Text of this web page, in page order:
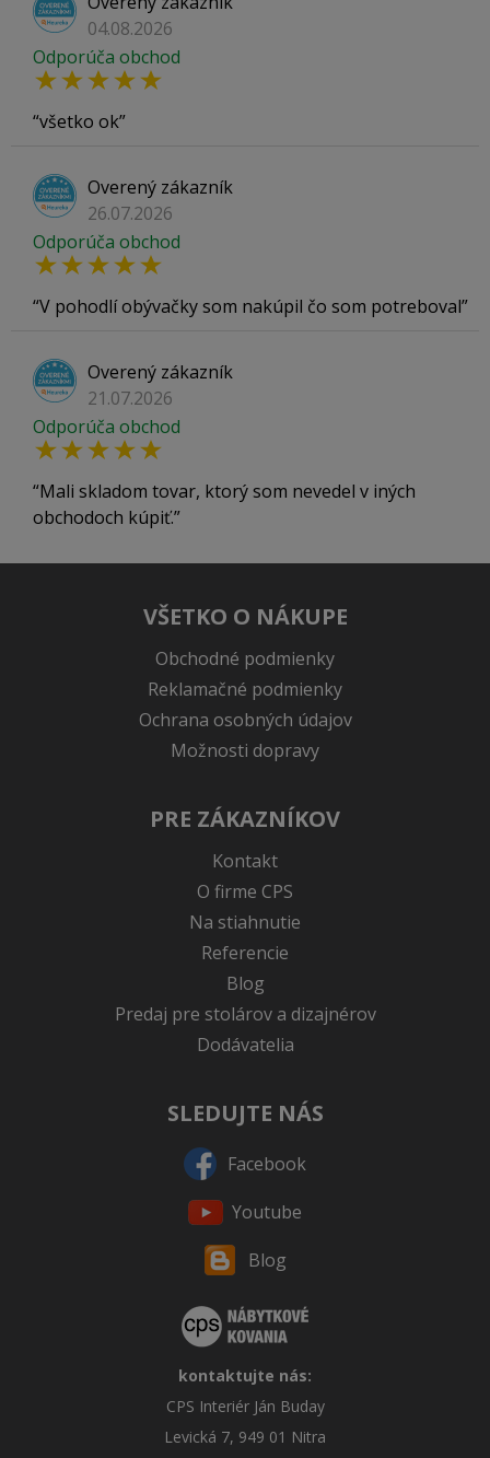
04.08.2026
Odporúča obchod
všetko ok
Overený zákazník
26.07.2026
Odporúča obchod
V pohodlí obývačky som nakúpil čo som potreboval
Overený zákazník
21.07.2026
Odporúča obchod
Mali skladom tovar, ktorý som nevedel v iných
obchodoch kúpiť.
VŠETKO O NÁKUPE
Obchodné podmienky
Reklamačné podmienky
Ochrana osobných údajov
Možnosti dopravy
PRE ZÁKAZNÍKOV
Kontakt
O firme CPS
Na stiahnutie
Referencie
Blog
Predaj pre stolárov a dizajnérov
Dodávatelia
SLEDUJTE NÁS
Facebook
Youtube
Blog
kontaktujte nás:
CPS Interiér Ján Buday
Levická 7, 949 01 Nitra